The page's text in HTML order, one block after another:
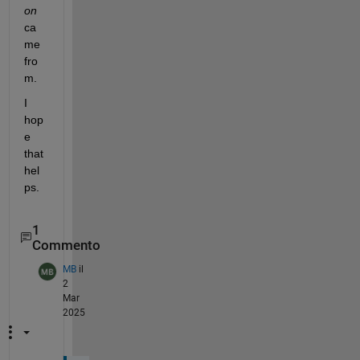
on
ca
me
fro
m.
I
hop
e
that
hel
ps.
1
Commento
MB il
2
Mar
2025